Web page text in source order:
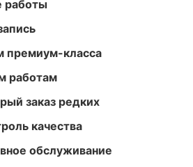
работы
премиум-класса
работам
заказ редких
качества
обслуживание